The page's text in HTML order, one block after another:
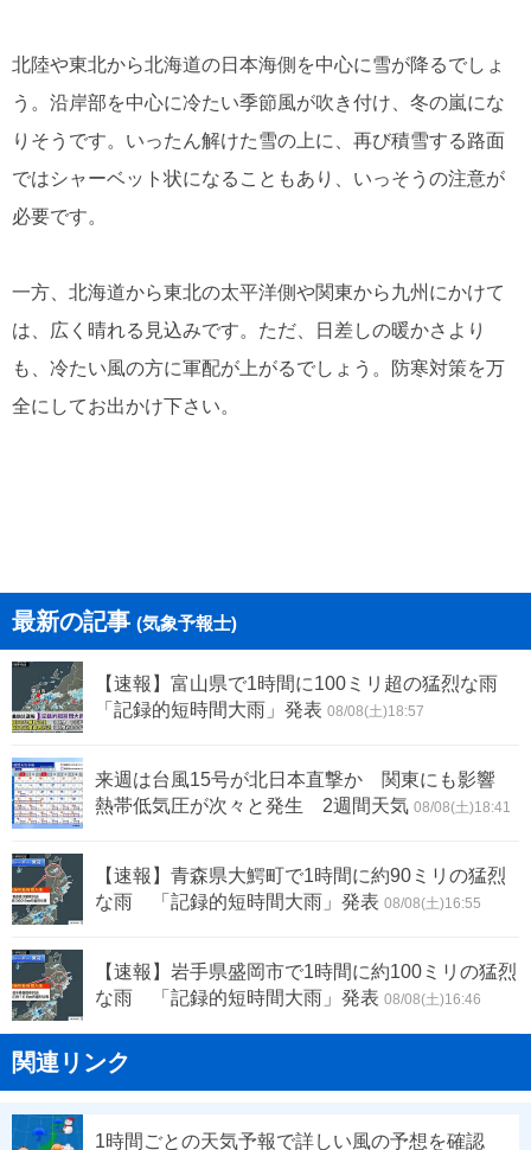
北陸や東北から北海道の日本海側を中心に雪が降るでしょ
う。沿岸部を中心に冷たい季節風が吹き付け、冬の嵐にな
りそうです。いったん解けた雪の上に、再び積雪する路面
ではシャーベット状になることもあり、いっそうの注意が
必要です。
一方、北海道から東北の太平洋側や関東から九州にかけて
は、広く晴れる見込みです。ただ、日差しの暖かさより
も、冷たい風の方に軍配が上がるでしょう。防寒対策を万
全にしてお出かけ下さい。
最新の記事 (気象予報士)
【速報】富山県で1時間に100ミリ超の猛烈な雨
「記録的短時間大雨」発表 08/08(土)18:57
来週は台風15号が北日本直撃か 関東にも影響
熱帯低気圧が次々と発生 2週間天気 08/08(土)18:41
【速報】青森県大鰐町で1時間に約90ミリの猛烈
な雨 「記録的短時間大雨」発表 08/08(土)16:55
【速報】岩手県盛岡市で1時間に約100ミリの猛烈
な雨 「記録的短時間大雨」発表 08/08(土)16:46
関連リンク
1時間ごとの天気予報で詳しい風の予想を確認